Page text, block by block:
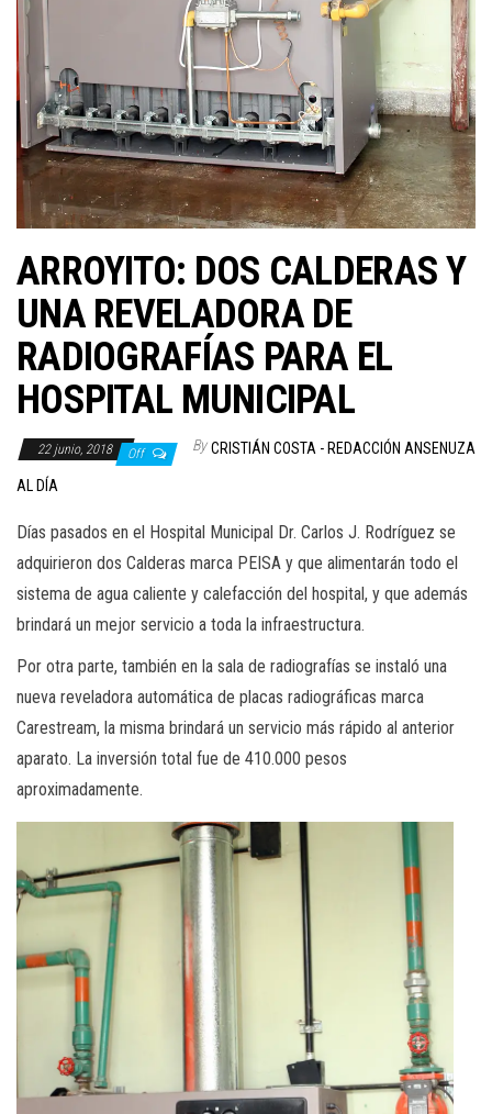
ARROYITO: DOS CALDERAS Y
UNA REVELADORA DE
RADIOGRAFÍAS PARA EL
HOSPITAL MUNICIPAL
22 junio, 2018 Off By CRISTIÁN COSTA - REDACCIÓN ANSENUZA
AL DÍA
Días pasados en el Hospital Municipal Dr. Carlos J. Rodríguez se
adquirieron dos Calderas marca PEISA y que alimentarán todo el
sistema de agua caliente y calefacción del hospital, y que además
brindará un mejor servicio a toda la infraestructura.
Por otra parte, también en la sala de radiografías se instaló una
nueva reveladora automática de placas radiográficas marca
Carestream, la misma brindará un servicio más rápido al anterior
aparato. La inversión total fue de 410.000 pesos
aproximadamente.